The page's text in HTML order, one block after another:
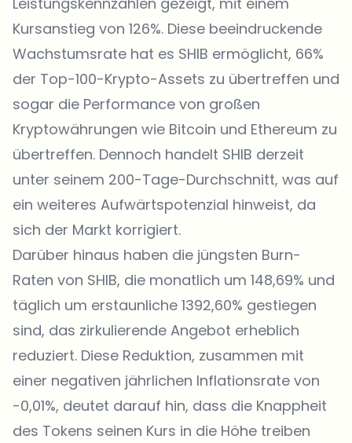
Kursanstieg von 126%. Diese beeindruckende
Wachstumsrate hat es SHIB ermöglicht, 66%
der Top-100-Krypto-Assets zu übertreffen und
sogar die Performance von großen
Kryptowährungen wie Bitcoin und Ethereum zu
übertreffen. Dennoch handelt SHIB derzeit
unter seinem 200-Tage-Durchschnitt, was auf
ein weiteres Aufwärtspotenzial hinweist, da
sich der Markt korrigiert.
Darüber hinaus haben die jüngsten Burn-
Raten von SHIB, die monatlich um 148,69% und
täglich um erstaunliche 1392,60% gestiegen
sind, das zirkulierende Angebot erheblich
reduziert. Diese Reduktion, zusammen mit
einer negativen jährlichen Inflationsrate von
-0,01%, deutet darauf hin, dass die Knappheit
des Tokens seinen Kurs in die Höhe treiben